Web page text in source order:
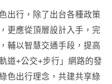
出行，除了出台各種政策
更應從頂層設計入手，完
輔以智慧交通手段，提高
道+公交+步行」網路的發
色出行理念，共建共享綠